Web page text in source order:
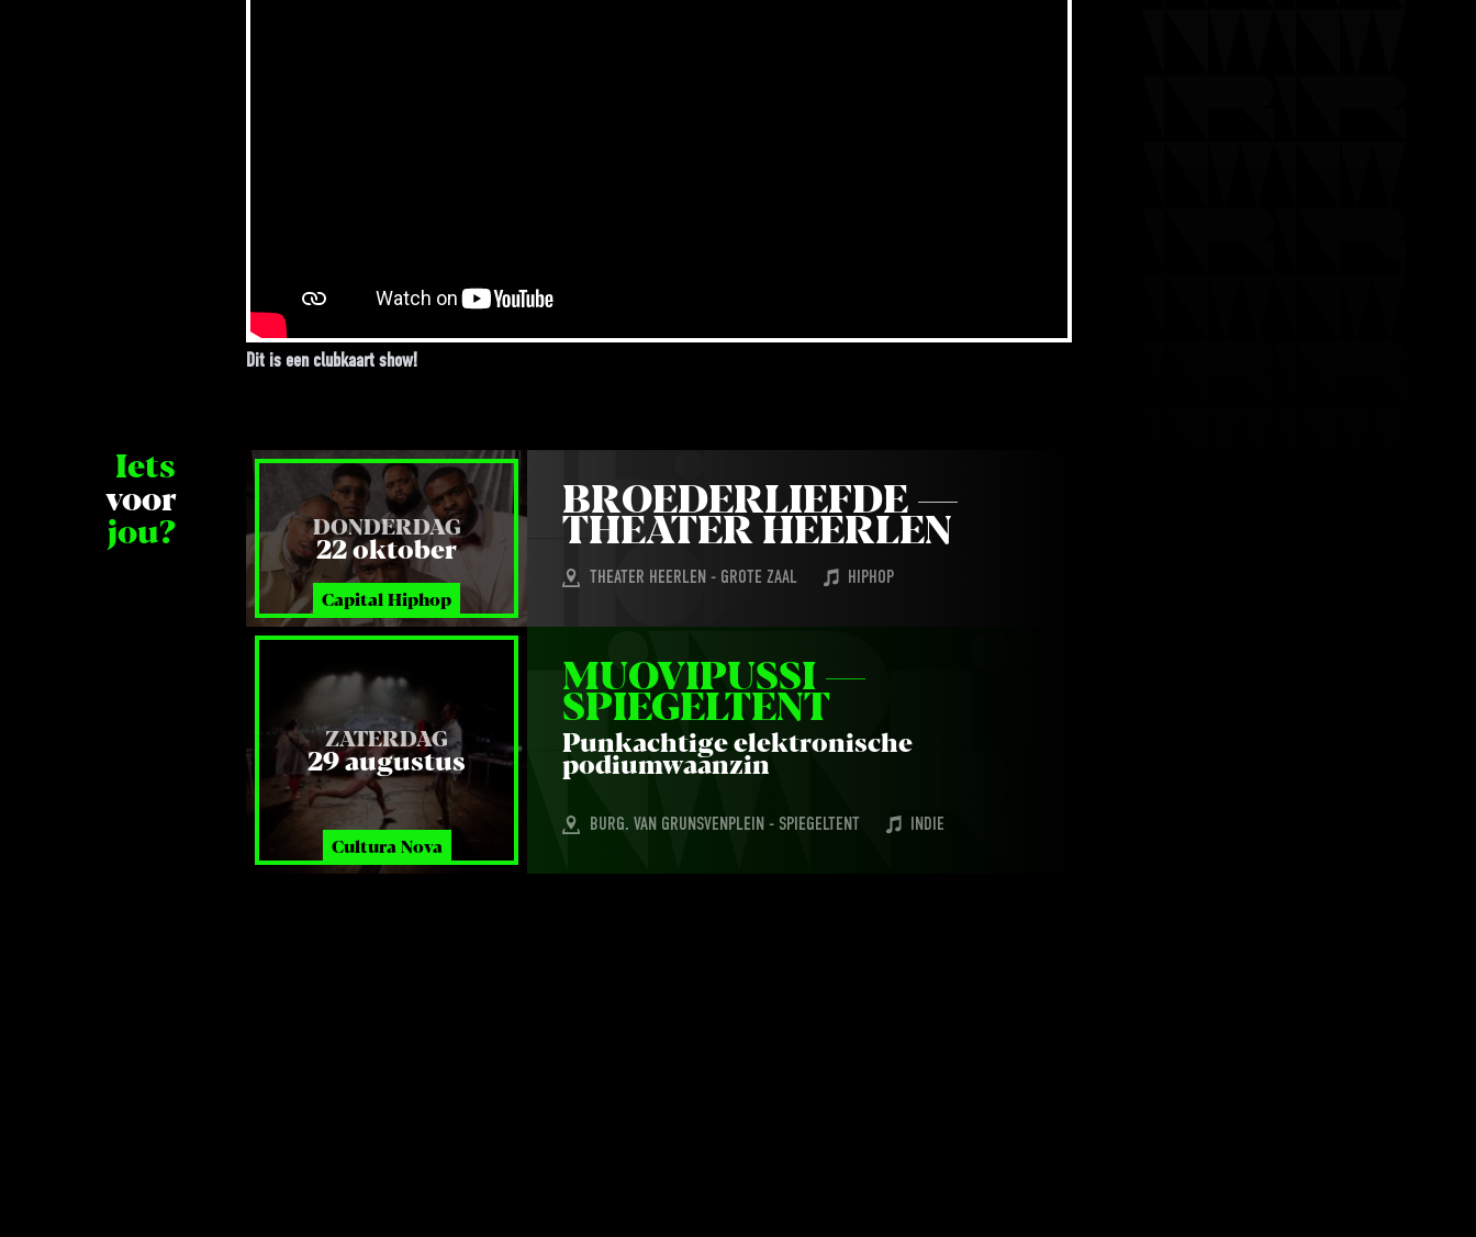
Dit is een clubkaart show!
Iets
voor
jou?
Capital Hiphop
DONDERDAG
22 oktober
BROE­DER­LIEF­DE —
THE­A­TER HEERLEN
THEATER HEERLEN - GROTE ZAAL HIPHOP
Cultura Nova
ZATERDAG
29 augustus
MUO­VI­PUS­SI —
SPIEGELTENT
Punk­ach­ti­ge elek­tro­ni­sche
podiumwaanzin
BURG. VAN GRUNSVENPLEIN - SPIEGELTENT INDIE